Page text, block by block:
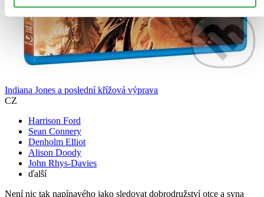
Indiana Jones a poslední křížová výprava
CZ
Harrison Ford
Sean Connery
Denholm Elliot
Alison Doody
John Rhys-Davies
ďalší
Není nic tak napínavého jako sledovat dobrodružství otce a syna